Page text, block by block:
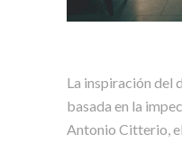
La inspiración del
basada en la
Antonio Citterio,